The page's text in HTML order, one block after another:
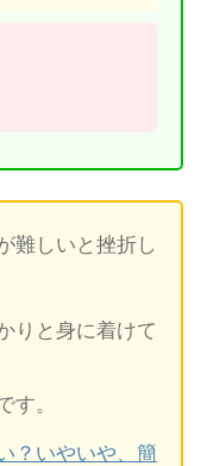
難しいと挫折し
りと身に着けて
す。
？いやいや、簡